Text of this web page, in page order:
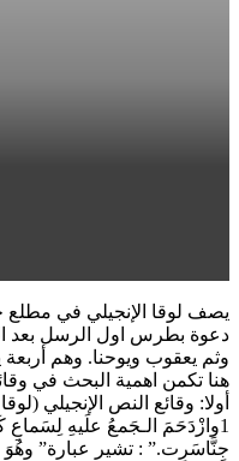
يصف لوقا الإنجيلي في
دعوة بطرس اول الرسل بعد
وثم يعقوب ويوحنا. وهم أربعة
هنا تكمن اهمية البحث في
أولا: وقائع النص الإنجيلي (لوقا 5: 1-11)
1وازْدَحَمَ الـجَمعُ علَيهِ
جِنَّاسَرِت.” : تشير عبارة”